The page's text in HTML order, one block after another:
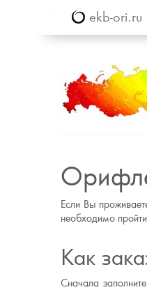
ekb-ori.ru
Если Вы
необходимо
Как
Сначала